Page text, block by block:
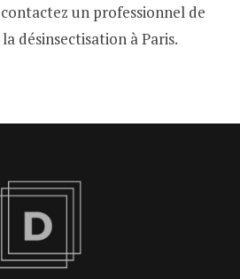
un professionnel de
désinsectisation à Paris.